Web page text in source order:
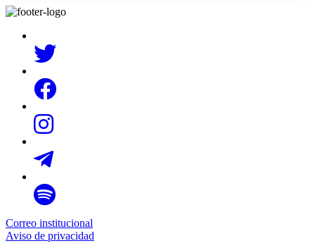
Correo institucional
Aviso de privacidad